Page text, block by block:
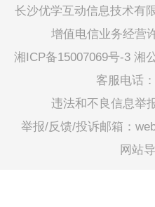
长沙优学互动信息技术有
增值电信业务经营
湘ICP备15007069号-3 湘
客服电话
违法和不良信息举
举报/反馈/投诉邮箱：
网站